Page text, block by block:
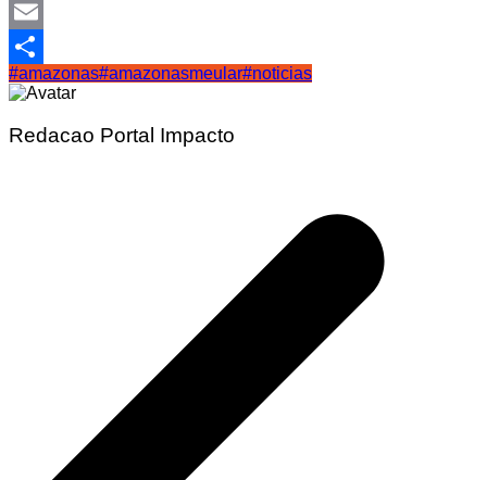
Telegram
Email
Share
#amazonas#amazonasmeular#noticias
Redacao Portal Impacto